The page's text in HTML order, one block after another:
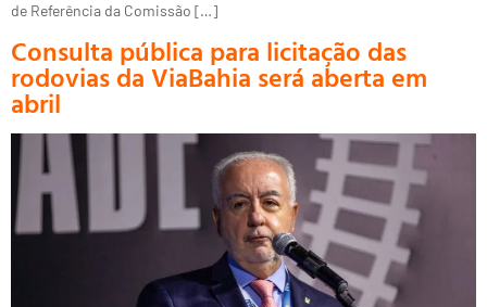
de Referência da Comissão […]
Consulta pública para licitação das
rodovias da ViaBahia será aberta em
abril